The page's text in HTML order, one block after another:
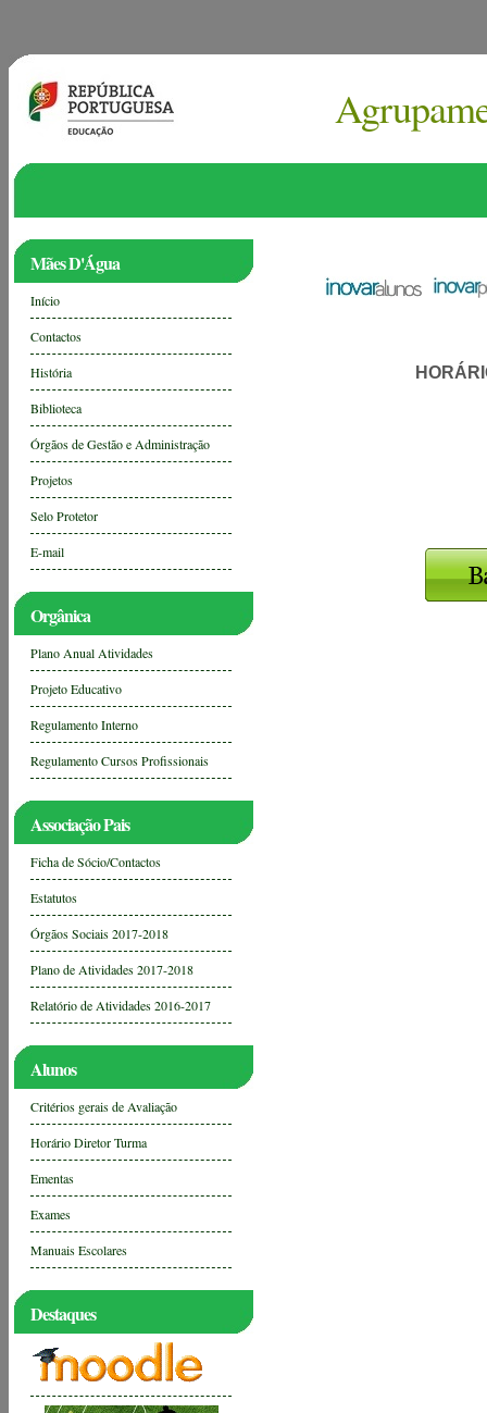
Mães D'Água
Início
Contactos
História
Biblioteca
Órgãos de Gestão e Administração
Projetos
Selo Protetor
E-mail
Orgânica
Plano Anual Atividades
Projeto Educativo
Regulamento Interno
Regulamento Cursos Profissionais
Associação Pais
Ficha de Sócio/Contactos
Estatutos
Órgãos Sociais 2017-2018
Plano de Atividades 2017-2018
Relatório de Atividades 2016-2017
Alunos
Critérios gerais de Avaliação
Horário Diretor Turma
Ementas
Exames
Manuais Escolares
Destaques